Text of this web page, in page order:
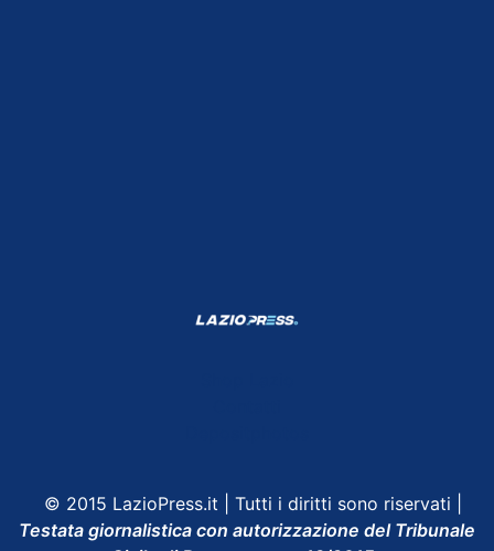
© 2015 LazioPress.it | Tutti i diritti sono riservati |
Testata giornalistica con autorizzazione del Tribunale